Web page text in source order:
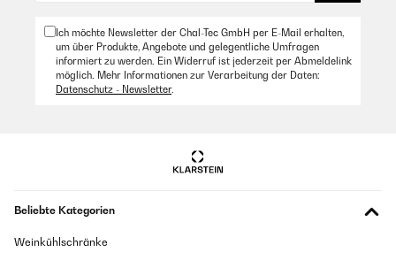
Ich möchte Newsletter der Chal-Tec GmbH per E-Mail erhalten,
um über Produkte, Angebote und gelegentliche Umfragen
informiert zu werden. Ein Widerruf ist jederzeit per Abmeldelink
möglich. Mehr Informationen zur Verarbeitung der Daten:
Datenschutz - Newsletter.
Beliebte Kategorien
Weinkühlschränke